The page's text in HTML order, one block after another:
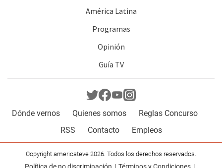
América Latina
Programas
Opinión
Guía TV
Dónde vernos Quienes somos
Reglas Concurso
RSS
Contacto Empleos
Copyright americateve 2026. Todos los derechos reservados.